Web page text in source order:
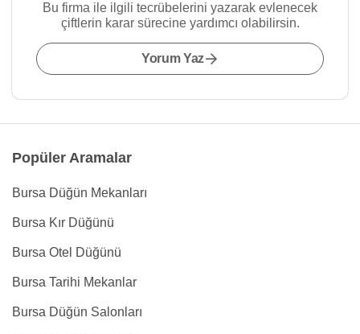
Bu firma ile ilgili tecrübelerini yazarak evlenecek
çiftlerin karar sürecine yardımcı olabilirsin.
Yorum Yaz
Popüler Aramalar
Bursa Düğün Mekanları
Bursa Kır Düğünü
Bursa Otel Düğünü
Bursa Tarihi Mekanlar
Bursa Düğün Salonları